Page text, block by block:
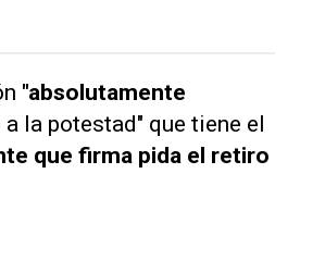
"absolutamente
la potestad" que tiene el
que firma pida el retiro